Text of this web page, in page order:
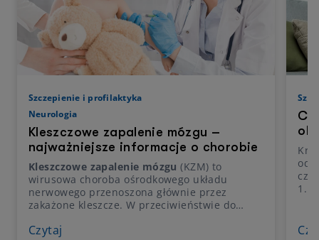
Szczepienie i profilaktyka
Neurologia
Kleszczowe zapalenie mózgu –
najważniejsze informacje o chorobie
Kleszczowe zapalenie mózgu (KZM) to
wirusowa choroba ośrodkowego układu
nerwowego przenoszona głównie przez
zakażone kleszcze. W przeciwieństwie do
ponieważ wywołuje ją wirus, a nie bakteria.
Czytaj
1.